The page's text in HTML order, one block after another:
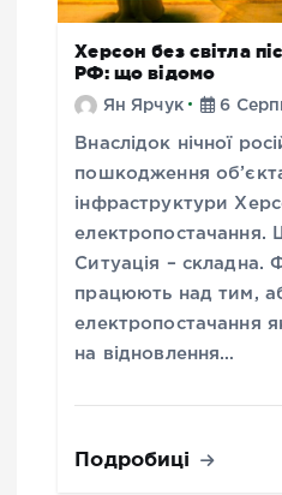
Херсон без світла
РФ: що відомо
Ян Ярчук 6
Внаслідок нічної
пошкодження
інфраструктури
електропостачання.
Ситуація – складна.
працюють над тим,
електропостачання
на відновлення…
Подробиці